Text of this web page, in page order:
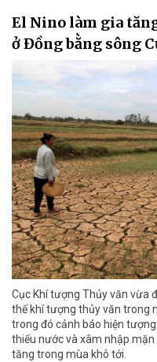
El Nino làm gia
ở Đồng bằng sông
Cục Khí tượng Thủy văn vừa
thế khí tượng thủy văn trong
trong đó cảnh báo hiện
thiếu nước và xâm nhập
tăng trong mùa khô tới.